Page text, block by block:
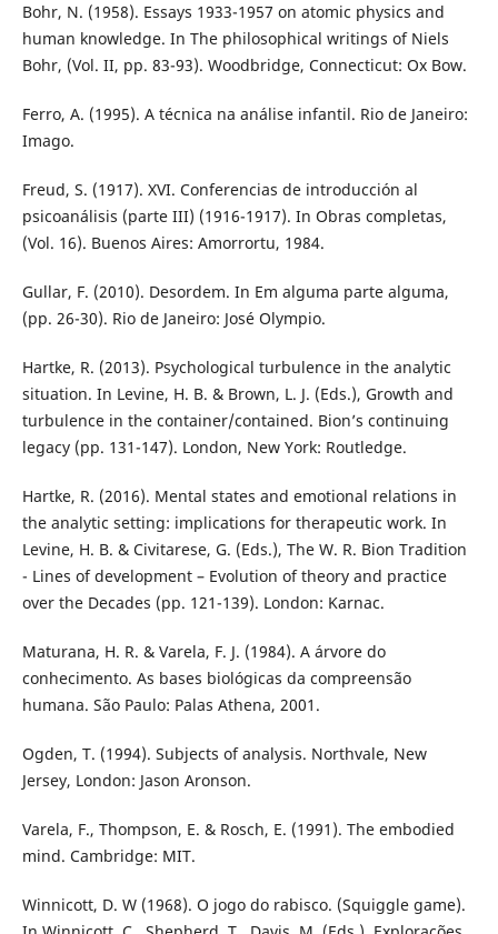
Bohr, N. (1958). Essays 1933-1957 on atomic physics and
human knowledge. In The philosophical writings of Niels
Bohr, (Vol. II, pp. 83-93). Woodbridge, Connecticut: Ox Bow.
Ferro, A. (1995). A técnica na análise infantil. Rio de Janeiro:
Imago.
Freud, S. (1917). XVI. Conferencias de introducción al
psicoanálisis (parte III) (1916-1917). In Obras completas,
(Vol. 16). Buenos Aires: Amorrortu, 1984.
Gullar, F. (2010). Desordem. In Em alguma parte alguma,
(pp. 26-30). Rio de Janeiro: José Olympio.
Hartke, R. (2013). Psychological turbulence in the analytic
situation. In Levine, H. B. & Brown, L. J. (Eds.), Growth and
turbulence in the container/contained. Bion’s continuing
legacy (pp. 131-147). London, New York: Routledge.
Hartke, R. (2016). Mental states and emotional relations in
the analytic setting: implications for therapeutic work. In
Levine, H. B. & Civitarese, G. (Eds.), The W. R. Bion Tradition
- Lines of development – Evolution of theory and practice
over the Decades (pp. 121-139). London: Karnac.
Maturana, H. R. & Varela, F. J. (1984). A árvore do
conhecimento. As bases biológicas da compreensão
humana. São Paulo: Palas Athena, 2001.
Ogden, T. (1994). Subjects of analysis. Northvale, New
Jersey, London: Jason Aronson.
Varela, F., Thompson, E. & Rosch, E. (1991). The embodied
mind. Cambridge: MIT.
Winnicott, D. W (1968). O jogo do rabisco. (Squiggle game).